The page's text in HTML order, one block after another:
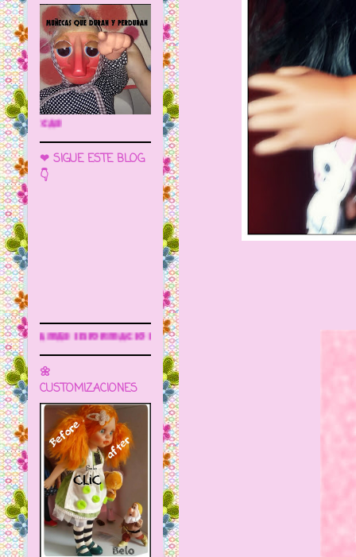
🌼 LA CUEVA DE LAS MUÑECAS
❤ SIGUE ESTE BLOG
👇
Sigue este blog para más
🌼
CUSTOMIZACIONES